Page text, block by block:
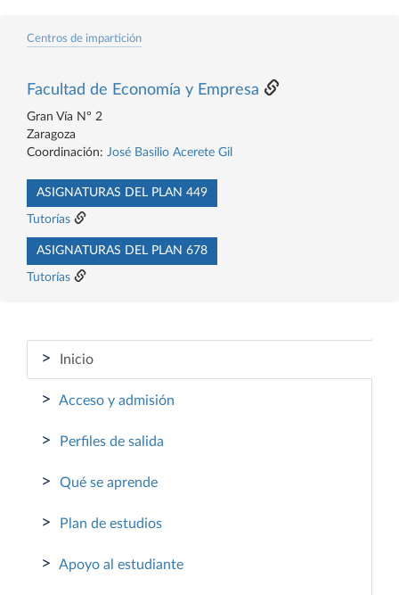
Centros de impartición
Facultad de Economía y Empresa
Gran Vía Nº 2
Zaragoza
Coordinación: José Basilio Acerete Gil
ASIGNATURAS DEL PLAN 449
Tutorías
ASIGNATURAS DEL PLAN 678
Tutorías
> Inicio
> Acceso y admisión
> Perfiles de salida
> Qué se aprende
> Plan de estudios
> Apoyo al estudiante